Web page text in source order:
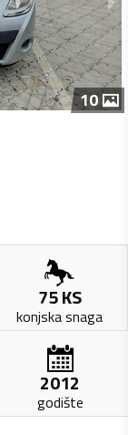
10
75KS
konjska snaga
2012
godište